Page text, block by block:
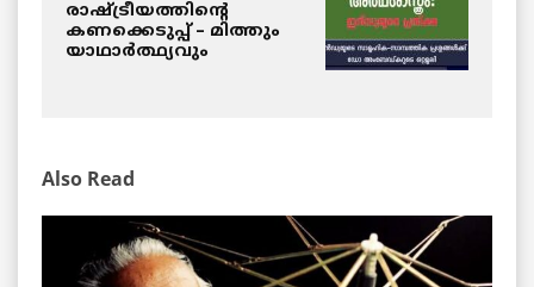
രാഷ്ട്രീയത്തിന്റെ
കണക്കെടുപ്പ് – മിത്തും
യാഥാര്‍ത്ഥ്യവും
Also Read